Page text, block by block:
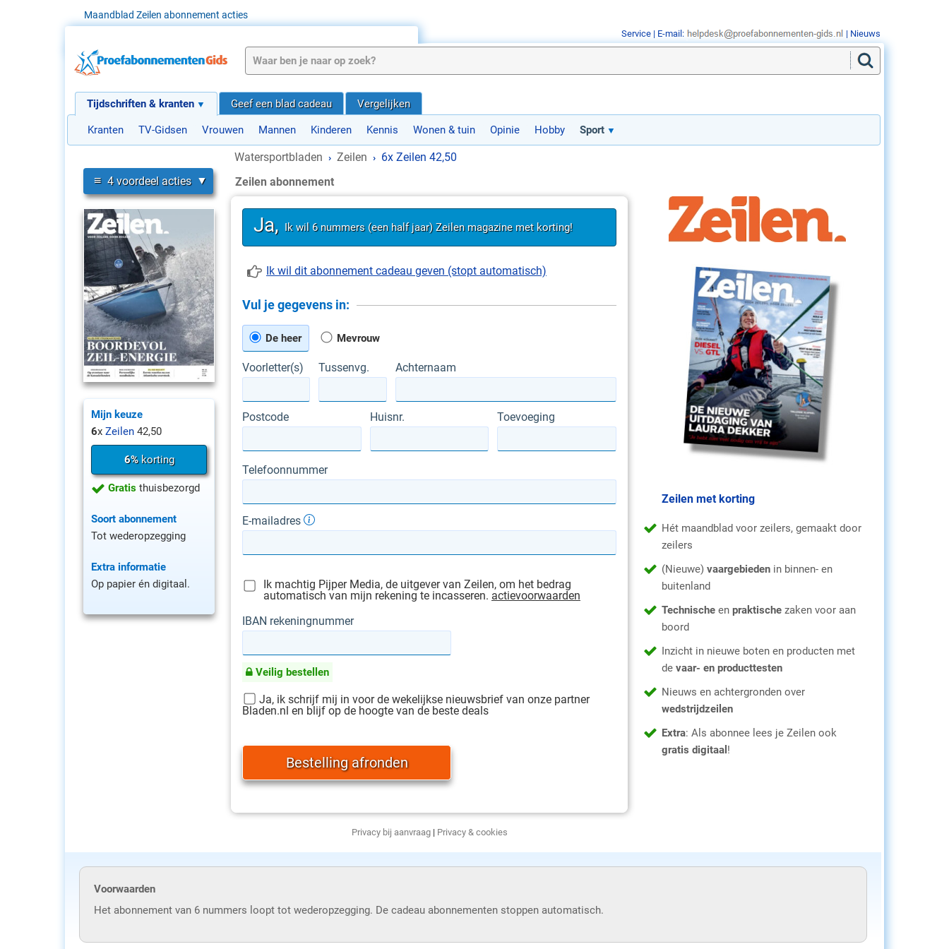
Maandblad Zeilen abonnement acties
Tijdschriften & kranten
Kranten TV-Gidsen Vrouwen Mannen Kinderen Kennis Wonen & tuin Opinie Hobby Sport
Geef een blad cadeau Vergelijken
Watersportbladen › Zeilen › 6x Zeilen 42,50
≡ 4 voordeel acties
Mijn keuze
6x Zeilen 42,50
6%korting
Gratis thuisbezorgd
Soort abonnement
Tot wederopzegging
Extra informatie
Op papier én digitaal.
Zeilen abonnement
Ja, Ik wil 6 nummers (een half jaar) Zeilen magazine met korting!
Ik wil dit abonnement cadeau geven (stopt automatisch)
Vul je gegevens in:
De heer Mevrouw
Voorletter(s) Tussenvg. Achternaam
Postcode Huisnr. Toevoeging
Telefoonnummer
E-mailadres
Ik machtig Pijper Media, de uitgever van Zeilen, om het bedrag
automatisch van mijn rekening te incasseren. actievoorwaarden
IBAN rekeningnummer
Veilig bestellen
Ja, ik schrijf mij in voor de wekelijkse nieuwsbrief van onze partner
Bladen.nl en blijf op de hoogte van de beste deals
Privacy bij aanvraag| Privacy & cookies
Zeilen met korting
Hét maandblad voor zeilers, gemaakt door
zeilers
(Nieuwe) vaargebieden in binnen- en
buitenland
Technische en praktische zaken voor aan
boord
Inzicht in nieuwe boten en producten met
de vaar- en producttesten
Nieuws en achtergronden over
wedstrijdzeilen
Extra: Als abonnee lees je Zeilen ook
gratis digitaal !
Voorwaarden
Het abonnement van 6 nummers loopt tot wederopzegging. De cadeau abonnementen stoppen automatisch.
Service | E-mail: | Nieuws